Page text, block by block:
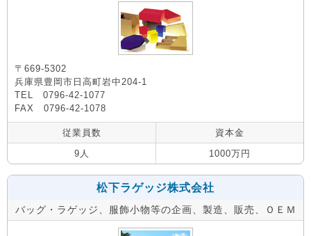
〒669-5302
兵庫県豊岡市日高町岩中204-1
TEL 0796-42-1077
FAX 0796-42-1078
従業員数
資本金
9人
1000万円
松下ラゲッジ株式会社
バッグ・ラゲッジ、服飾小物等の企画、製造、販売、ＯＥＭ